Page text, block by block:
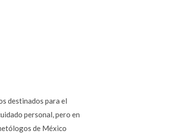
destinados para el
personal, pero en
de México